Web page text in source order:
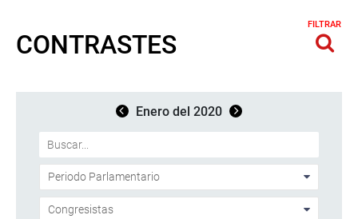
CONTRASTES
FILTRAR
Enero del 2020